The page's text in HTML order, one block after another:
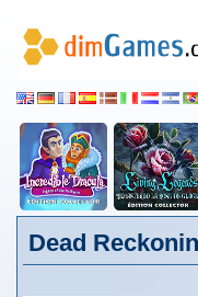
Dead